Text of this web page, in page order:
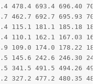
478.4 693.4 696.40
692.7 695.93
181.1 185.18
162.1 167.03
174.0 178.22
242.6 246.30
341.5 491.5 494.26
477.2 480.35